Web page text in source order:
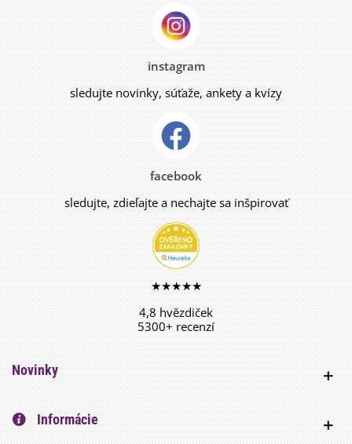
instagram
sledujte novinky, súťaže, ankety a kvízy
facebook
sledujte, zdieľajte a nechajte sa inšpirovať
★★★★★
4,8 hvězdiček
5300+ recenzí
Novinky
Informácie